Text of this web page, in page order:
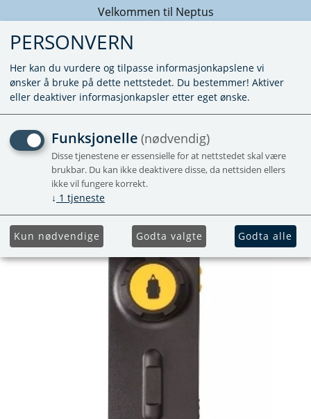
Velkommen til Neptus
FJERNKONTROLL GO2 RH2
Erstatter 60031-00149
PERSONVERN
Her kan du vurdere og tilpasse informasjonkapslene vi
ønsker å bruke på dette nettstedet. Du bestemmer! Aktiver
eller deaktiver informasjonkapsler etter eget ønske.
Funksjonelle (nødvendig)
Disse tjenestene er essensielle for at nettstedet skal være
brukbar. Du kan ikke deaktivere disse, da nettsiden ellers
ikke vil fungere korrekt.
↓ 1 tjeneste
Kun nødvendige Godta valgte Godta alle